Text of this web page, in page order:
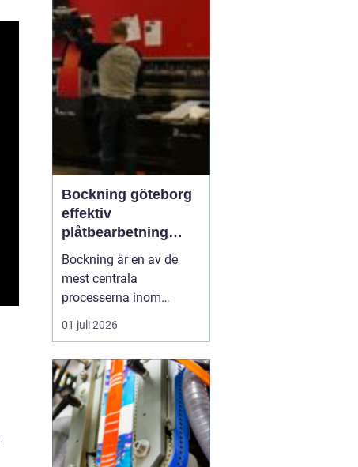
Haninge söker lösningar
som sänker
energikostnader, ger
bättre arbetsmiljö och
kräver minimalt
underhåll.
Bockning göteborg
effektiv
plåtbearbetning
med precision
Bockning är en av de
mest centrala
processerna inom
modern plåtbearbetning.
I en industriregion som
marin, fordons- och
byggsektor är starka,
spelar väl utförd
bockning en avgörande
roll för allt från räcken
01 juli 2026